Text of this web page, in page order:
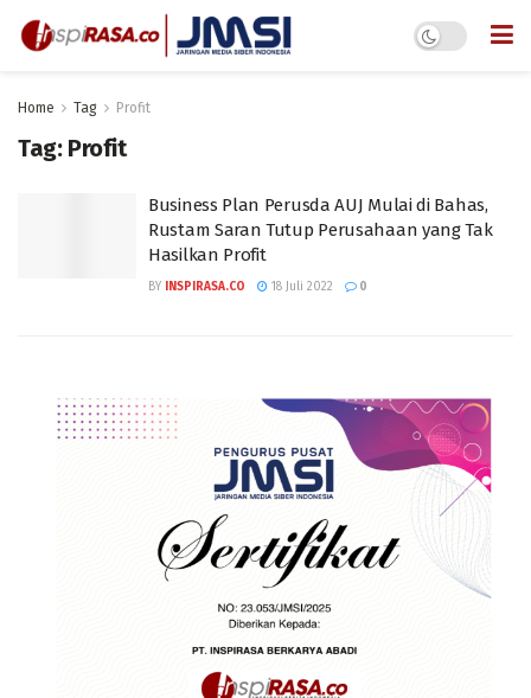
Home Tag Profit
Tag: Profit
Business Plan Perusda AUJ Mulai di Bahas,
Rustam Saran Tutup Perusahaan yang Tak
Hasilkan Profit
BY INSPIRASA.CO 18 Juli 2022 0